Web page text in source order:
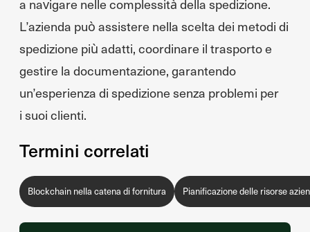
a navigare nelle complessità della spedizione.
L’azienda può assistere nella scelta dei metodi di
spedizione più adatti, coordinare il trasporto e
gestire la documentazione, garantendo
un’esperienza di spedizione senza problemi per
i suoi clienti.
Termini correlati
Blockchain nella catena di fornitura Pianificazione delle risorse